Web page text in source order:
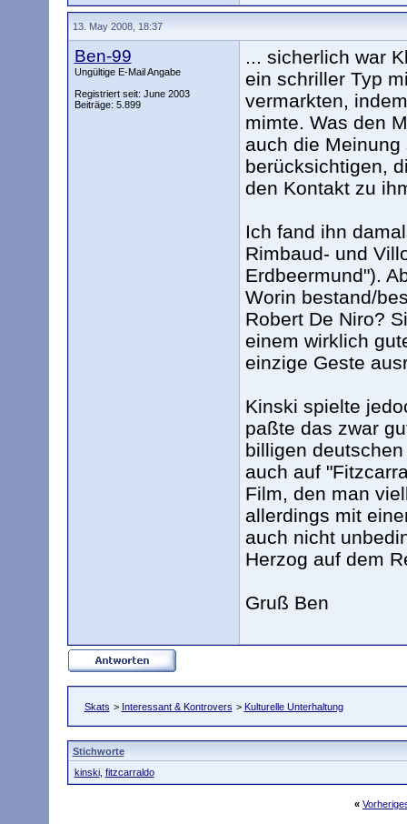
13. May 2008, 18:37
Ben-99
Ungültige E-Mail Angabe
Registriert seit: June 2003
Beiträge: 5.899
... sicherlich war
ein schriller Typ
vermarkten,
mimte. Was den
auch die
berücksichtigen,
den Kontakt zu
Ich fand ihn
Rimbaud- und
Erdbeermund").
Worin bestand/
Robert De Niro?
einem wirklich
einzige Geste
Kinski spielte
paßte das zwar
billigen
auch auf
Film, den man
allerdings mit
auch nicht
Herzog auf dem
Gruß Ben
Skats > Interessant & Kontrovers > Kulturelle Unterhaltung
Stichworte
kinski, fitzcarraldo
«